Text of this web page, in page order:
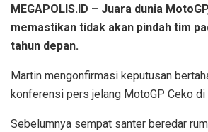
MEGAPOLIS.ID – Juara dunia
memastikan tidak akan pindah tim
tahun depan.
Martin mengonfirmasi keputusan
konferensi pers jelang MotoGP Ceko
Sebelumnya sempat santer beredar